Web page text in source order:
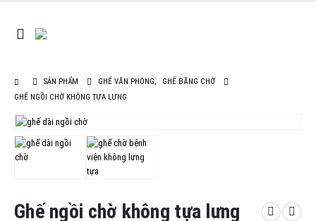
SẢN PHẨM GHẾ VĂN PHÒNG,
GHẾ BĂNG CHỜ
GHẾ NGỒI CHỜ KHÔNG TỰA LƯNG
Ghế ngồi chờ không tựa lưng